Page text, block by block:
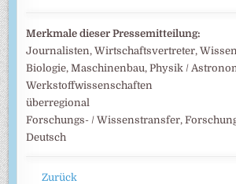
Merkmale dieser Pressemitteilung:
Journalisten, Wirtschaftsvertreter,
Biologie, Maschinenbau, Physik /
Werkstoffwissenschaften
überregional
Forschungs- / Wissenstransfer,
Deutsch
Zurück